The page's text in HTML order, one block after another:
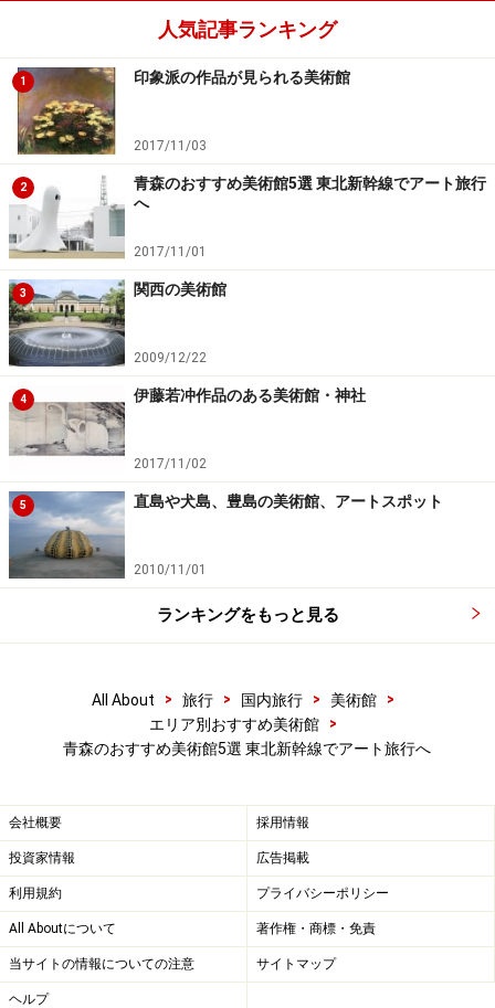
メインエントランスの壁面に飾られたネオンのシンボル
マークは、夕方になるとライトアップ。美術館は昼間と
はまた違った雰囲気に変身します。閉館30分後までライ
トアップは続くそうなので、美術館で閉館ギリギリまで
じっくり作品を鑑賞してからでも十分楽しめます。
ちなみに、美術館の案内板（サイン）に用いられている
文字（フォント）やピクトグラム（トイレのマークな
ど、わかりやすい絵で描かれた記号のこと）は、この美
術館オリジナルで作られたもの。美術館に行ったとき
は、こちらもチェックしてみてください。
青森県立美術館 ミュージアムショップ
ミュージアムショップ、カフェもそれぞれオリジナルの
グッズ、メニューをご用意。カフェからは、あおもり犬
と同じ、奈良美智によるコミッションワーク「八角堂」
を眺めながら、ゆっくりした時間を過ごせます。
TEL：017-783-3000
開館時間：
ネオンサインライトアップ 16:00～17:30
6月1日～9月30日 9:00～18:00 (入館は17:30まで)
ネオンサインライトアップ 17:00～18:30
休館日：毎月第2、第4月曜 (祝日の場合は開館、翌日休
館)、展示替期間など臨時休館も有
入場料：一般510円、高校生300円、小中生100円
公式サイト
人気記事ランキング
1 印象派の作品が見られる美術館
2017/11/03
2
青森のおすすめ美術館5選 東北新幹線でアート旅行
へ
2017/11/01
3 関西の美術館
2009/12/22
4 伊藤若冲作品のある美術館・神社
2017/11/02
5 直島や犬島、豊島の美術館、アートスポット
2010/11/01
ランキングをもっと見る
All About > 旅行 > 国内旅行 > 美術館
>
エリア別おすすめ美術館
>
青森のおすすめ美術館5選 東北新幹線でアート旅行へ
会社概要 採用情報
投資家情報 広告掲載
利用規約 プライバシーポリシー
All Aboutについて 著作権・商標・免責
当サイトの情報についての注意 サイトマップ
ヘルプ